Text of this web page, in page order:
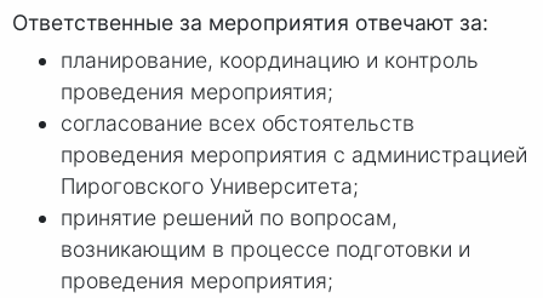
Ответственные за мероприятия отвечают за:
планирование, координацию и контроль
проведения мероприятия;
согласование всех обстоятельств
проведения мероприятия с администрацией
Пироговского Университета;
принятие решений по вопросам,
возникающим в процессе подготовки и
проведения мероприятия;